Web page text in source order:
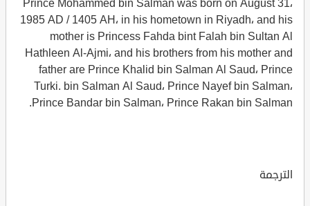
Prince Mohammed bin Salman was born on August 31،
1985 AD / 1405 AH، in his hometown in Riyadh، and his
mother is Princess Fahda bint Falah bin Sultan Al
Hathleen Al-Ajmi، and his brothers from his mother and
father are Prince Khalid bin Salman Al Saud، Prince
Turki. bin Salman Al Saud، Prince Nayef bin Salman،
Prince Bandar bin Salman، Prince Rakan bin Salman.
الترجمة